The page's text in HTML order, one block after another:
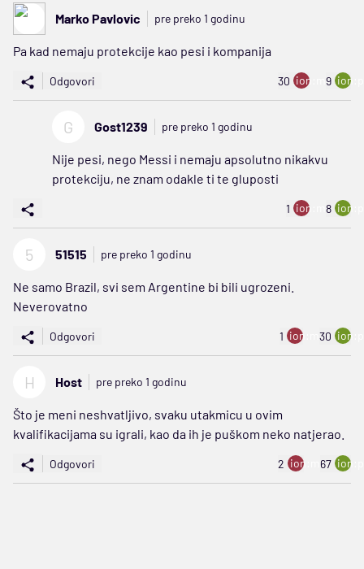
Marko Pavlovic pre preko 1 godinu
Pa kad nemaju protekcije kao pesi i kompanija
Odgovori 30 ion:minus
9
G Gost1239 pre preko 1 godinu
Nije pesi, nego Messi i nemaju apsolutno nikakvu
protekciju, ne znam odakle ti te gluposti
1 ion:minus
8
5 51515 pre preko 1 godinu
Ne samo Brazil, svi sem Argentine bi bili ugrozeni.
Neverovatno
Odgovori 1 ion:minus
30
H Host pre preko 1 godinu
Što je meni neshvatljivo, svaku utakmicu u ovim
kvalifikacijama su igrali, kao da ih je puškom neko natjerao.
Odgovori 2 ion:minus
67